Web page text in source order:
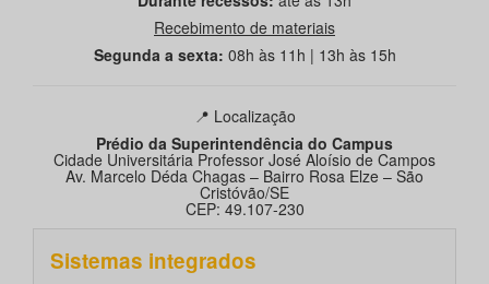
Recebimento de materiais
Segunda a sexta: 08h às 11h | 13h às 15h
📍 Localização
Prédio da Superintendência do Campus
Cidade Universitária Professor José Aloísio de Campos
Av. Marcelo Déda Chagas – Bairro Rosa Elze – São
Cristóvão/SE
CEP: 49.107-230
Sistemas integrados